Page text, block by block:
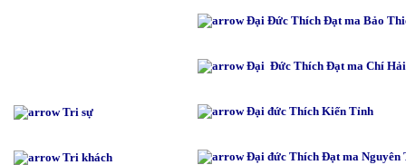
Đại Đức Thích Đạt ma Bảo
Đại Đức Thích Đạt ma Chí Hải
Tri sự Đại đức Thích Kiến Tỉnh
Tri khách Đại đức Thích Đạt ma Nguyên